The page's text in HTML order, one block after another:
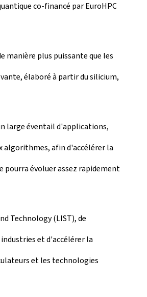
co-financé par EuroHPC
plus puissante que les
élaboré à partir du silicium,
large éventail d'applications,
algorithmes, afin d'accélérer la
pourra évoluer assez rapidement
Technology(LIST), de
et d'accélérer la
et les technologies